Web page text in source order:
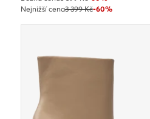
Nejnižší cena3 399 Kč-60%